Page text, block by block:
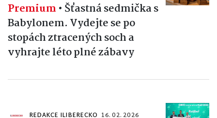
Premium • Šťastná sedmička s
Babylonem. Vydejte se po
stopách ztracených soch a
vyhrajte léto plné zábavy
REDAKCE ILIBERECKO 16. 02. 2026